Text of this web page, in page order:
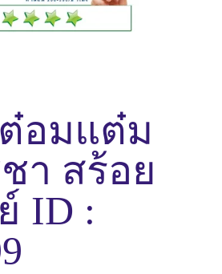
อมแต๋ม
า สร้อย
ID :